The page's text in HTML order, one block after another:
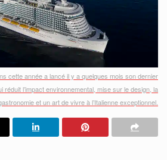
cette année a lancé il y a quelques mois son dernier
réduit l’impact environnemental, mise sur le design, la
et un art de vivre à l’Italienne exceptionnel.